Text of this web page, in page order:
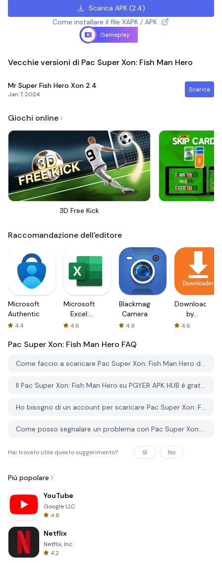
Scarica APK(2.4)
Come installare il file XAPK / APK
Gameplay
Vecchie versioni di Pac Super Xon: Fish Man Hero
Mr Super Fish Hero Xon 2.4
Jan 7, 2024
Scarica
Giochi online
3D Free Kick
Raccomandazione dell'editore
Microsoft
Authenticator
4.4
Microsoft
Excel:
Spreadsheets
4.6
Blackmagic
Camera
4.9
Downloader
by
AFTVnews
4.6
Pac Super Xon: Fish Man Hero FAQ
Come faccio a scaricare Pac Super Xon: Fish Man Hero da PGYER APK HUB?
Il Pac Super Xon: Fish Man Hero su PGYER APK HUB è gratuito?
Ho bisogno di un account per scaricare Pac Super Xon: Fish Man Hero da PGYER APK HUB?
Come posso segnalare un problema con Pac Super Xon: Fish Man Hero su PGYER APK HUB?
Hai trovato utile questo suggerimento? Sì No
Più popolare
YouTube
Google LLC
4.8
Netflix
Netflix, Inc.
4.2